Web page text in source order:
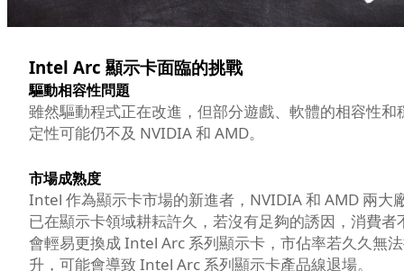
Intel Arc 顯示卡面臨的挑戰
驅動相容性問題
雖然驅動程式正在改進，但部分遊戲、軟體的相容性和
定性可能仍不及 NVIDIA 和 AMD。
市場成熟度
Intel 作為顯示卡市場的新進者，NVIDIA 和 AMD 兩大
已在顯示卡領域耕耘許久，若沒有足夠的誘因，消費者
會輕易更換成 Intel Arc 系列顯示卡，市佔率若久久無
升，可能會導致 Intel Arc 系列顯示卡產品線退場。